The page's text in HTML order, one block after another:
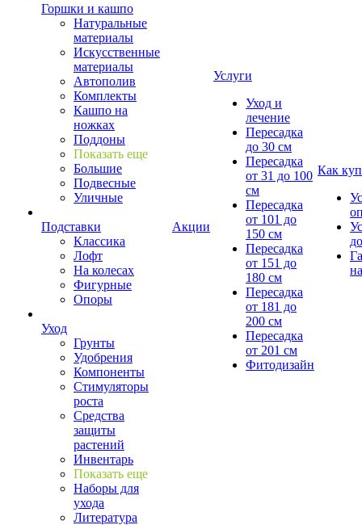
Горшки и кашпо
Натуральные
материалы
Искусственные
материалы
Автополив
Комплекты
Кашпо на
ножках
Поддоны
Показать еще
Большие
Подвесные
Уличные
Подставки
Классика
Лофт
На колесах
Фигурные
Опоры
Уход
Грунты
Удобрения
Компоненты
Стимуляторы
роста
Средства
защиты
растений
Инвентарь
Показать еще
Наборы для
ухода
Литература
Акции
Услуги
Уход и
лечение
Пересадка
до 30 см
Пересадка
от 31 до 100
см
Пересадка
от 101 до
150 см
Пересадка
от 151 до
180 см
Пересадка
от 181 до
200 см
Пересадка
от 201 см
Фитодизайн
Как